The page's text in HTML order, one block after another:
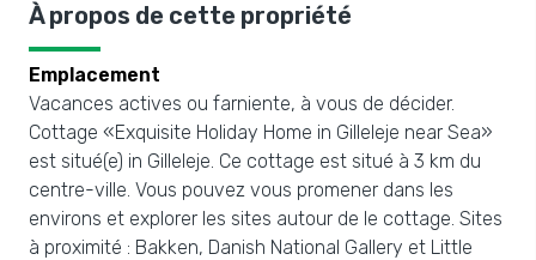
À propos de cette propriété
Emplacement
Vacances actives ou farniente, à vous de décider.
Cottage «Exquisite Holiday Home in Gilleleje near Sea»
est situé(e) in Gilleleje. Ce cottage est situé à 3 km du
centre-ville. Vous pouvez vous promener dans les
environs et explorer les sites autour de le cottage. Sites
à proximité : Bakken, Danish National Gallery et Little